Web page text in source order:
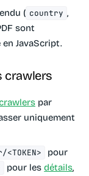
( country ,
sont
JavaScript.
crawlers
par
uniquement
pour
pour lesdétails,